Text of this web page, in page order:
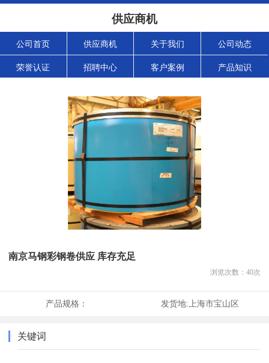
供应商机
公司首页 供应商机 关于我们 公司动态
荣誉认证 招聘中心 客户案例 产品知识
南京马钢彩钢卷供应 库存充足
浏览次数： 40次
产品规格： 发货地: 上海市宝山区
关键词